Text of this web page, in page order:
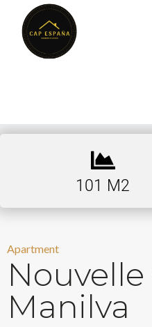
101 M2
Apartment
Manilva